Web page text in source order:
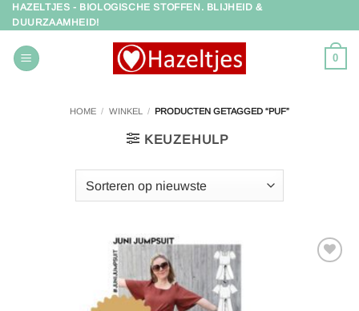
Ga
naar
inhoud
HAZELTJES - BIOLOGISCHE STOFFEN. BLIJHEID &
DUURZAAMHEID!
0
HOME / WINKEL / PRODUCTEN GETAGGED “PUF”
KEUZEHULP